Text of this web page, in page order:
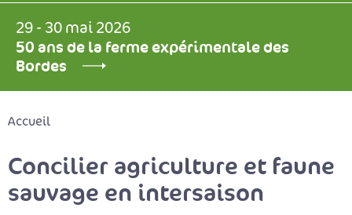
29 - 30 mai 2026
50 ans de la ferme expérimentale des
Bordes
Accueil
Concilier agriculture et faune
sauvage en intersaison